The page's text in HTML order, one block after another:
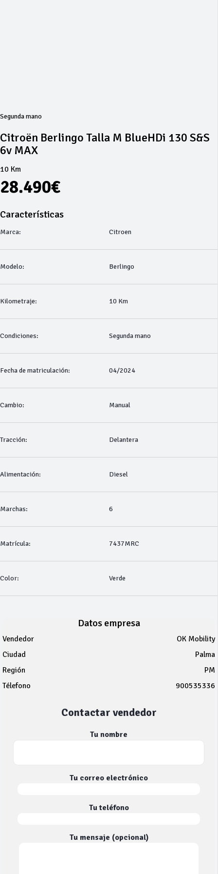
Segunda mano
Citroën Berlingo Talla M BlueHDi 130 S&S
6v MAX
10 Km
28.490€
Características
Marca: Citroen
Modelo: Berlingo
Kilometraje: 10 Km
Condiciones: Segunda mano
Fecha de matriculación: 04/2024
Cambio: Manual
Tracción: Delantera
Alimentación: Diesel
Marchas: 6
Matrícula: 7437MRC
Color: Verde
Datos empresa
Vendedor
OK Mobility
Ciudad
Palma
Región
PM
Télefono
900535336
Contactar vendedor
Tu nombre
Tu correo electrónico
Tu teléfono
Tu mensaje (opcional)